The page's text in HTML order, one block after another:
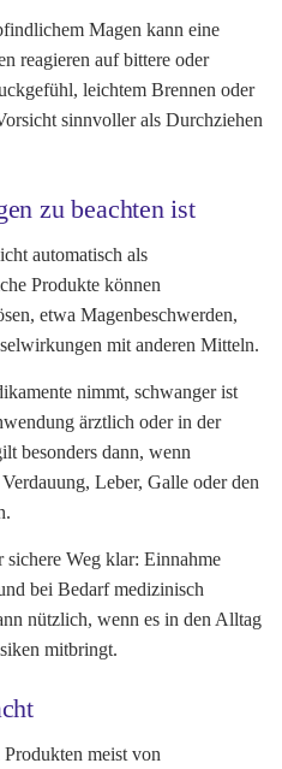
Magen kann eine
reagieren auf bittere oder
leichtem Brennen oder
sinnvoller als Durchziehen
zu beachten ist
automatisch als
Produkte können
etwa Magenbeschwerden,
mit anderen Mitteln.
nimmt, schwanger ist
ärztlich oder in der
besonders dann, wenn
Leber, Galle oder den
Weg klar: Einnahme
bei Bedarf medizinisch
nützlich, wenn es in den Alltag
mitbringt.
meist von